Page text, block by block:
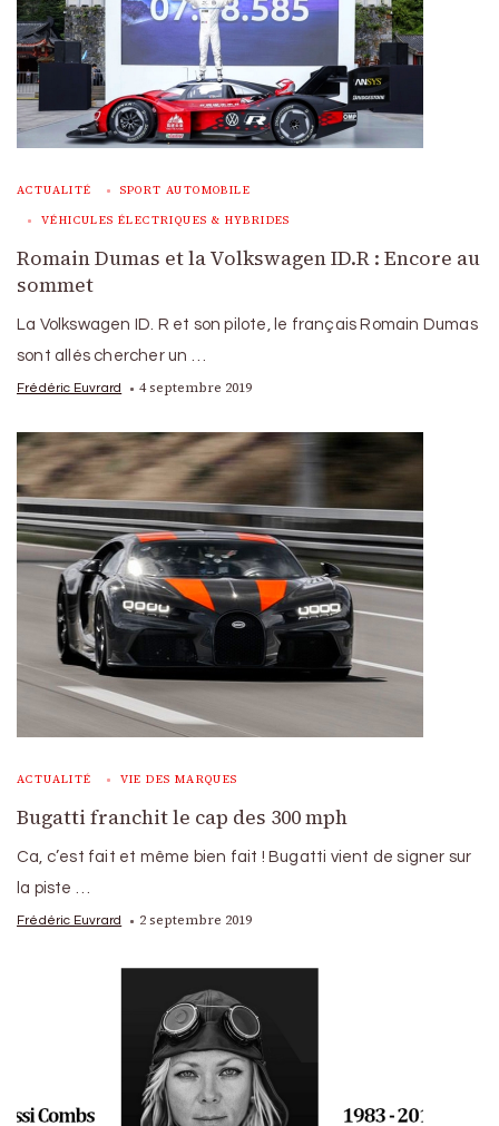
ACTUALITÉ SPORT AUTOMOBILE
VÉHICULES ÉLECTRIQUES & HYBRIDES
Romain Dumas et la Volkswagen ID.R : Encore au
sommet
La Volkswagen ID. R et son pilote, le français Romain Dumas
sont allés chercher un …
Frédéric Euvrard 4 septembre 2019
ACTUALITÉ VIE DES MARQUES
Bugatti franchit le cap des 300 mph
Ca, c’est fait et même bien fait ! Bugatti vient de signer sur
la piste …
Frédéric Euvrard 2 septembre 2019